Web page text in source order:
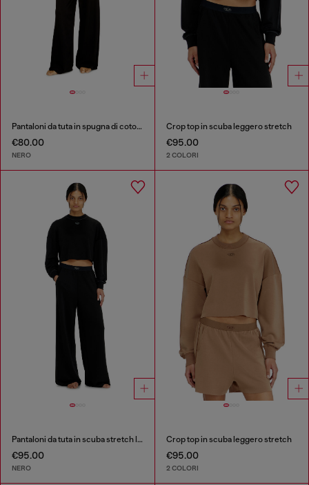
Pantaloni da tuta in spugna di cotone con fascia in vita con logo
€80.00
NERO
Crop top in scuba leggero stretch
€95.00
2 COLORI
Pantaloni da tuta in scuba stretch leggero
€95.00
NERO
Crop top in scuba leggero stretch
€95.00
2 COLORI